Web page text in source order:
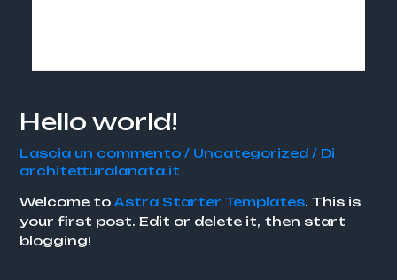
Hello world!
Lascia un commento / Uncategorized/ Di
architetturalanata.it
Welcome to Astra Starter Templates. This is
your first post. Edit or delete it, then start
blogging!